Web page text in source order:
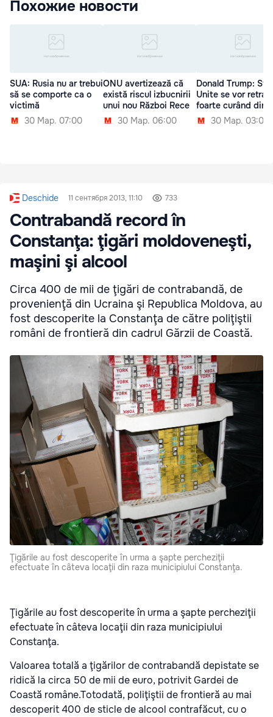
Похожие новости
SUA: Rusia nu ar trebui
să se comporte ca o
victimă
30 Мар. 07:00
ONU avertizează că
există riscul izbucnirii
unui nou Război Rece
30 Мар. 06:00
Donald Trump:
Unite se vor
foarte curând din
30 Мар. 03:00
Deschide 11 сентября 2013, 11:10 733
Contrabandă record în
Constanţa: ţigări moldoveneşti,
maşini şi alcool
Circa 400 de mii de ţigări de contrabandă, de
provenienţă din Ucraina şi Republica Moldova, au
fost descoperite la Constanţa de către poliţiştii
români de frontieră din cadrul Gărzii de Coastă.
Ţigările au fost descoperite în urma a şapte percheziţii
efectuate în câteva locaţii din raza municipiului Constanţa.
Ţigările au fost descoperite în urma a şapte percheziţii
efectuate în câteva locaţii din raza municipiului
Constanţa.
Valoarea totală a ţigărilor de contrabandă depistate se
ridică la circa 50 de mii de euro, potrivit Gardei de
Coastă române.Totodată, poliţiştii de frontieră au mai
descoperit 400 de sticle de alcool contrafăcut, cu o